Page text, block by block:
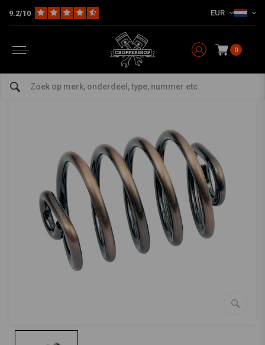
9.2/10 EUR
0
Multi-fit Seats en Toebehoren Seat Springs & Mounts 2" Koper Look Solo Seat Veer
2" Koper Look Solo Seat Veer